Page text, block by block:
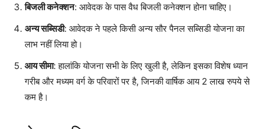
बिजली कनेक्शन: आवेदक के पास वैध बिजली कनेक्शन होना चाहिए।
अन्य सब्सिडी: आवेदक ने पहले किसी अन्य सौर पैनल सब्सिडी योजना का
लाभ नहीं लिया हो।
आय सीमा: हालांकि योजना सभी के लिए खुली है, लेकिन इसका विशेष ध्यान
गरीब और मध्यम वर्ग के परिवारों पर है, जिनकी वार्षिक आय 2 लाख रुपये से
कम है।